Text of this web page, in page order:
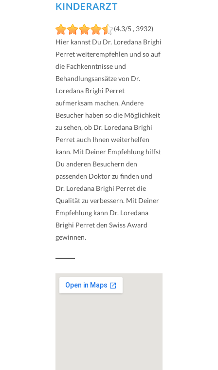
KINDERARZT
(4.3/5 , 3932)
Hier kannst Du Dr. Loredana Brighi
Perret weiterempfehlen und so auf
die Fachkenntnisse und
Behandlungsansätze von Dr.
Loredana Brighi Perret
aufmerksam machen. Andere
Besucher haben so die Möglichkeit
zu sehen, ob Dr. Loredana Brighi
Perret auch Ihnen weiterhelfen
kann. Mit Deiner Empfehlung hilfst
Du anderen Besuchern den
passenden Doktor zu finden und
Dr. Loredana Brighi Perret die
Qualität zu verbessern. Mit Deiner
Empfehlung kann Dr. Loredana
Brighi Perret den Swiss Award
gewinnen.